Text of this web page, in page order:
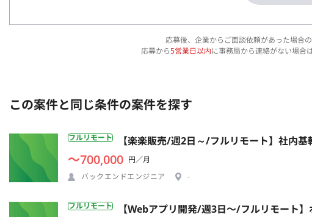
応募後、企業からご面談依頼があった場合
応募から5営業日以内に事務局から連絡がない場合
この案件と同じ条件の案件を探す
フルリモート 【楽楽販売/週2日～/フルリモート】社内
〜700,000 円／月
バックエンドエンジニア
-
フルリモート 【Webアプリ開発/週3日〜/フルリモート